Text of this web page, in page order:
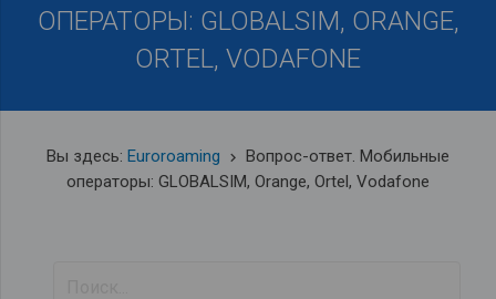
ОПЕРАТОРЫ: GLOBALSIM, ORANGE,
ORTEL, VODAFONE
Вы здесь: Euroroaming keyboard_arrow_right Вопрос-ответ. Мобильные
операторы: GLOBALSIM, Orange, Ortel, Vodafone